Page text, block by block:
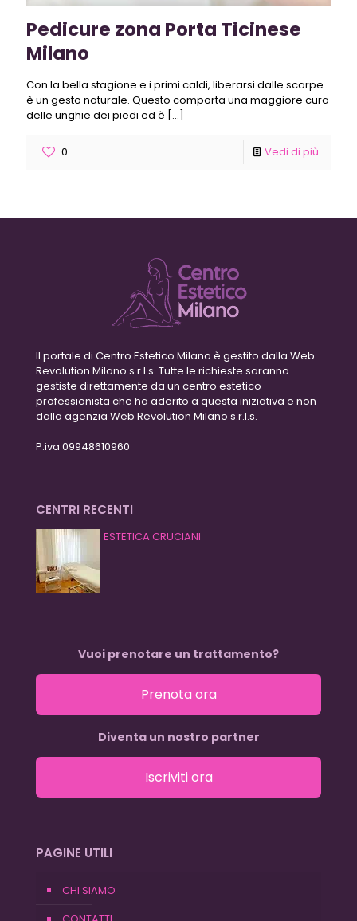
Pedicure zona Porta Ticinese
Milano
Con la bella stagione e i primi caldi, liberarsi dalle scarpe
è un gesto naturale. Questo comporta una maggiore cura
delle unghie dei piedi ed è […]
0 Vedi di più
Il portale di Centro Estetico Milano è gestito dalla Web
Revolution Milano s.r.l.s. Tutte le richieste saranno
gestiste direttamente da un centro estetico
professionista che ha aderito a questa iniziativa e non
dalla agenzia Web Revolution Milano s.r.l.s.
P.iva 09948610960
CENTRI RECENTI
ESTETICA CRUCIANI
Vuoi prenotare un trattamento?
Prenota ora
Diventa un nostro partner
Iscriviti ora
PAGINE UTILI
CHI SIAMO